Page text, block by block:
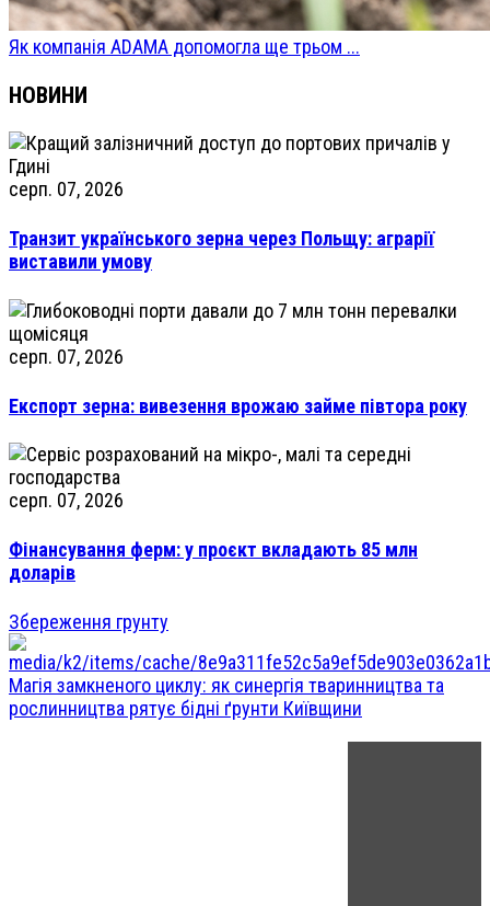
Як компанія ADAMA допомогла ще трьом ...
НОВИНИ
серп. 07, 2026
Транзит українського зерна через Польщу: аграрії
виставили умову
серп. 07, 2026
Експорт зерна: вивезення врожаю займе півтора року
серп. 07, 2026
Фінансування ферм: у проєкт вкладають 85 млн
доларів
Збереження грунту
Магія замкненого циклу: як синергія тваринництва та
рослинництва рятує бідні ґрунти Київщини